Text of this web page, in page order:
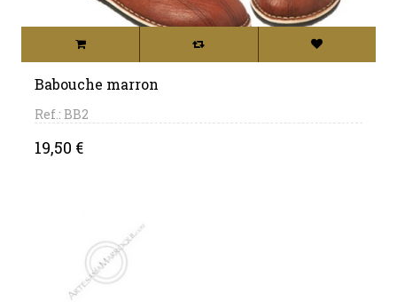
Babouche marron
Ref.: BB2
Price
19,50 €